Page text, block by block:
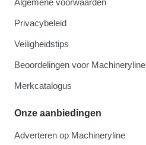
Algemene voorwaarden
Privacybeleid
Veiligheidstips
Beoordelingen voor Machineryline
Merkcatalogus
Onze aanbiedingen
Adverteren op Machineryline